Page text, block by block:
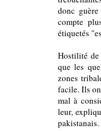
donc
compte
étiquetés
Hostilité
que les
zones
facile. Ils
mal à
leur,
pakistanais.